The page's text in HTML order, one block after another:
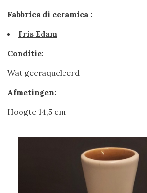
Fabbrica di ceramica :
Fris Edam
Conditie:
Wat gecraqueleerd
Afmetingen:
Hoogte 14,5 cm